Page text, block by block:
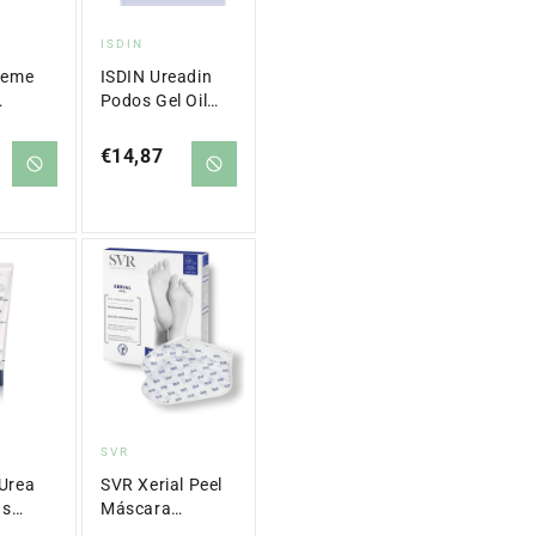
Proveedor:
ISDIN
ISDIN Ureadin
Podos Gel Oil
+ Regalo
Ureadin Lotion
Precio
€14,87
Proveedor:
SVR
SVR Xerial Peel
Máscara